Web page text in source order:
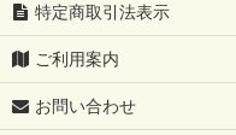
特定商取引法表示
ご利用案内
お問い合わせ